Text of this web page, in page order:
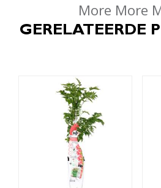
More More
GERELATEERDE